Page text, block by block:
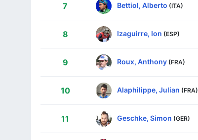
7 Bettiol, Alberto (ITA)
8 Izaguirre, Ion (ESP)
9 Roux, Anthony (FRA)
10 Alaphilippe, Julian (FRA)
11 Geschke, Simon (GER)